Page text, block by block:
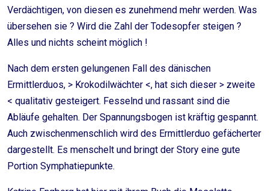
Verdächtigen, von diesen es zunehmend mehr werden. Was
übersehen sie ? Wird die Zahl der Todesopfer steigen ?
Alles und nichts scheint möglich !
Nach dem ersten gelungenen Fall des dänischen
Ermittlerduos, > Krokodilwächter <, hat sich dieser > zweite
< qualitativ gesteigert. Fesselnd und rassant sind die
Abläufe gehalten. Der Spannungsbogen ist kräftig gespannt.
Auch zwischenmenschlich wird des Ermittlerduo gefächerter
dargestellt. Es menschelt und bringt der Story eine gute
Portion Symphatiepunkte.